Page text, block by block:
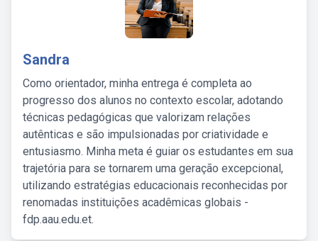
Sandra
Como orientador, minha entrega é completa ao
progresso dos alunos no contexto escolar, adotando
técnicas pedagógicas que valorizam relações
autênticas e são impulsionadas por criatividade e
entusiasmo. Minha meta é guiar os estudantes em sua
trajetória para se tornarem uma geração excepcional,
utilizando estratégias educacionais reconhecidas por
renomadas instituições acadêmicas globais -
fdp.aau.edu.et.